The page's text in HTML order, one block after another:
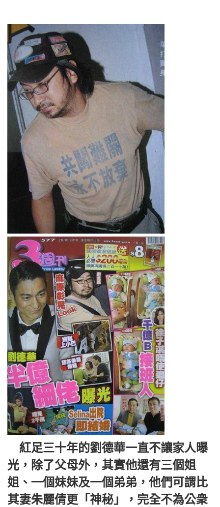
紅足三十年的劉德華一直不讓家人曝
光，除了父母外，其實他還有三個姐
姐、一個妹妹及一個弟弟，他們可謂比
其妻朱麗倩更「神秘」，完全不為公衆